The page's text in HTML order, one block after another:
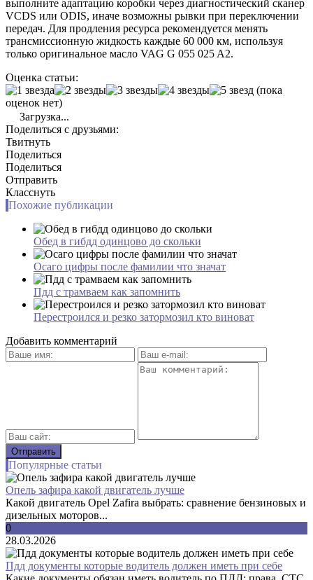
выполните адаптацию коробки через диагностический сканер
VCDS или ODIS, иначе возможны рывки при переключении
передач. Для продления ресурса рекомендуется менять
трансмиссионную жидкость каждые 60 000 км, используя
только оригинальное масло VAG G 055 025 A2.
Оценка статьи:
(пока
оценок нет)
Загрузка...
Поделиться с друзьями:
Твитнуть
Поделиться
Поделиться
Отправить
Класснуть
Похожие публикации
Обед в гибдд одинцово до скольки
Осаго цифры после фамилии что значат
Пдд с трамваем как запомнить
Перестроился и резко затормозил кто виноват
Добавить комментарий
Популярные статьи
Опель зафира какой двигатель лучше
Какой двигатель Opel Zafira выбрать: сравнение бензиновых и
дизельных моторов...
0
28.03.2026
Пдд документы которые водитель должен иметь при себе